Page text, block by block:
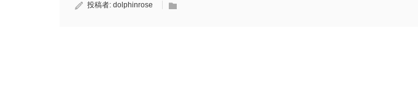
投稿者: dolphinrose